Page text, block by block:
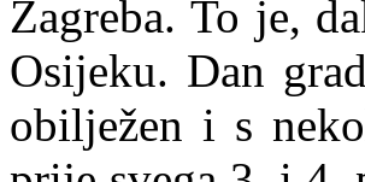
Zagreba. To je,
Osijeku. Dan
obilježen i s